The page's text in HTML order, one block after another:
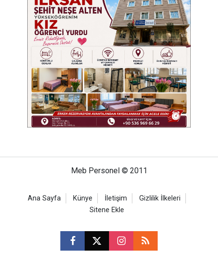
Meb Personel © 2011
Ana Sayfa Künye İletişim
Gizlilik İlkeleri
Sitene Ekle